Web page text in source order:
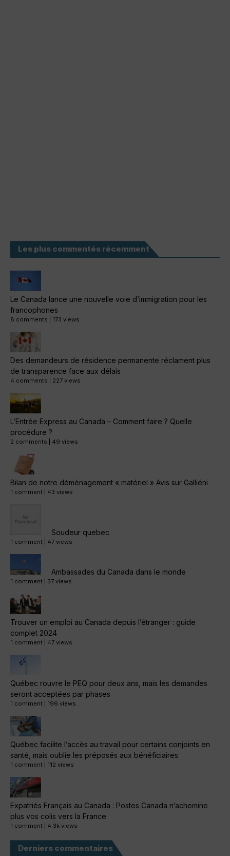
Les plus commentés récemment
Le Canada lance une nouvelle voie d’immigration pour les
francophones
8 comments 173 views
Des demandeurs de résidence permanente réclament plus
de transparence face aux délais
4 comments 227 views
L’Entrée Express au Canada – Comment faire ? Quelle
procédure ?
2 comments 49 views
Bilan de notre déménagement « matériel » Avis sur Galliéni
1 comment 43 views
Soudeur quebec
1 comment 47 views
Ambassades du Canada dans le monde
1 comment 37 views
Trouver un emploi au Canada depuis l’étranger : guide
complet 2024
1 comment 47 views
Québec rouvre le PEQ pour deux ans, mais les demandes
seront acceptées par phases
1 comment 196 views
Québec facilite l’accès au travail pour certains conjoints en
santé, mais oublie les préposés aux bénéficiaires
1 comment 112 views
Expatriés Français au Canada : Postes Canada n’achemine
plus vos colis vers la France
1 comment 4.3k views
Derniers commentaires